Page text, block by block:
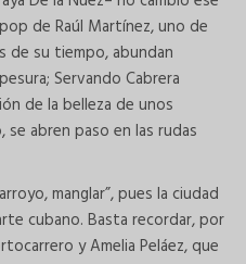
de Raúl Martínez, uno de
su tiempo, abundan
Servando Cabrera
de la belleza de unos
se abren paso en las rudas
manglar”, pues la ciudad
cubano. Basta recordar, por
y Amelia Peláez, que